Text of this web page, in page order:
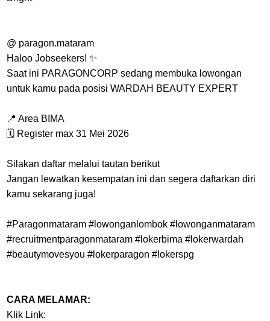
@ paragon.mataram
Haloo Jobseekers! ✨
Saat ini PARAGONCORP sedang membuka lowongan
untuk kamu pada posisi WARDAH BEAUTY EXPERT
📍 Area BIMA
🗓 Register max 31 Mei 2026
Silakan daftar melalui tautan berikut
Jangan lewatkan kesempatan ini dan segera daftarkan diri
kamu sekarang juga!
#Paragonmataram #lowonganlombok #lowonganmataram
#recruitmentparagonmataram #lokerbima #lokerwardah
#beautymovesyou #lokerparagon #lokerspg
CARA MELAMAR:
Klik Link: